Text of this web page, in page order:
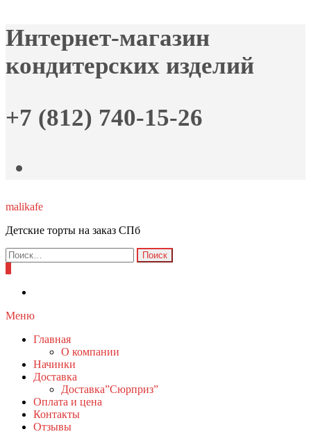
Skip
to
content
Интернет-магазин
кондитерских изделий
+7 (812) 740-15-26
malikafe
Детские торты на заказ СПб
Найти:
Меню
Главная
О компании
Начинки
Доставка
Доставка”Сюрприз”
Оплата и цена
Контакты
Отзывы